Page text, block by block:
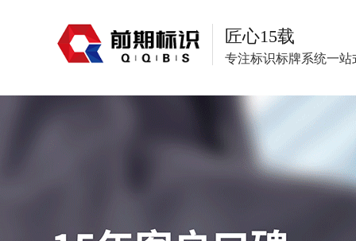
匠心15载
专注标识标牌系统一站